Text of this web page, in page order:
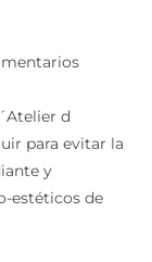
d
para evitar la
y
estéticos de